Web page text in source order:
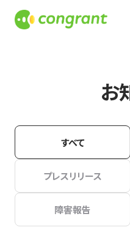
お
すべて
プレスリリース
障害報告